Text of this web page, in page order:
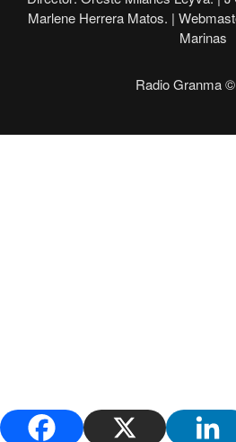
Marlene Herrera Matos. |
Marinas
Radio Granma